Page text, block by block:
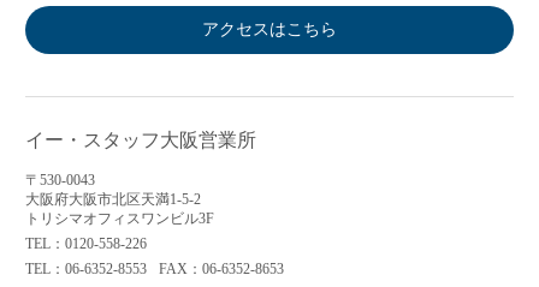
アクセスはこちら
イー・スタッフ大阪営業所
〒530-0043
大阪府大阪市北区天満1-5-2
トリシマオフィスワンビル3F
TEL：0120-558-226
TEL：06-6352-8553
FAX：06-6352-8653